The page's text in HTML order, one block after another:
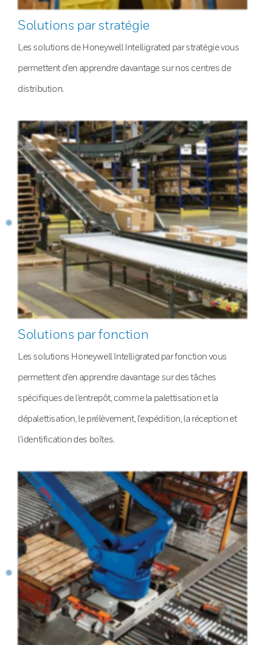
Solutions par stratégie
Les solutions de Honeywell Intelligrated par stratégie vous
permettent d’en apprendre davantage sur nos centres de
distribution.
Solutions par fonction
Les solutions Honeywell Intelligrated par fonction vous
permettent d’en apprendre davantage sur des tâches
spécifiques de l’entrepôt, comme la palettisation et la
dépalettisation, le prélèvement, l’expédition, la réception et
l’identification des boîtes.